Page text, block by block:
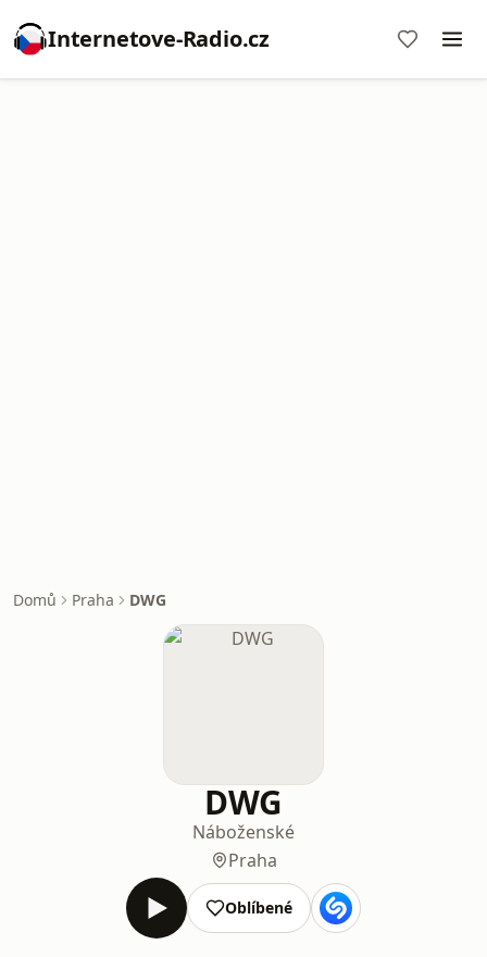
Internetove-Radio.cz
Domů Praha DWG
DWG
Náboženské
Praha
Oblíbené